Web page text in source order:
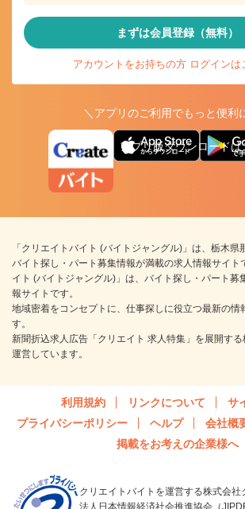
まずは会員登録（無料）
アカウントをお持ちの方 ログインは
＼アプリのご利用でもっと便利
アプリ版ダウンロードは
「クリエイトバイト (バイトジャングル)」は、栃木県
バイト探し・パート募集情報が満載の求人情報サイト
イト (バイトジャングル)」は、バイト探し・パート募
報サイトです。
地域密着をコンセプトに、仕事探しに役立つ最新の情
す。
新聞折込求人広告「クリエイト 求人特集」を展開す
運営しています。
利用規約 リンクについて
サ
プライバシーポリシー
ヘルプ 会社概
掲載をお考えの企業様へ
クリエイトバイトを運営する株式会社
法人日本情報経済社会推進協会（